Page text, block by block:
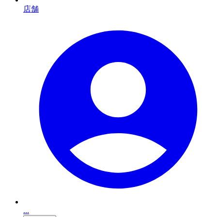
店舗
...